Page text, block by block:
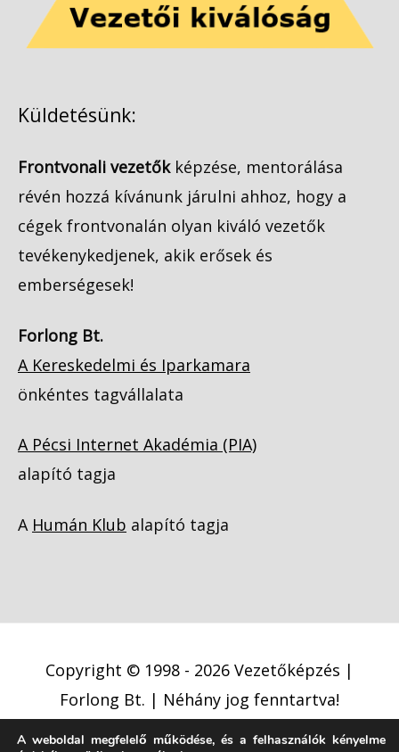
Küldetésünk:
Frontvonali vezetőkképzése, mentorálása
révén hozzá kívánunk járulni ahhoz, hogy a
cégek frontvonalán olyan kiváló vezetők
tevékenykedjenek, akik erősek és
emberségesek!
Forlong Bt.
A Kereskedelmi és Iparkamara
önkéntes tagvállalata
A Pécsi Internet Akadémia (PIA)
alapító tagja
A Humán Klub alapító tagja
Copyright © 1998 - 2026 Vezetőképzés |
Forlong Bt. | Néhány jog fenntartva!
Adatkezelési tájékoztató
A weboldal megfelelő működése, és a felhasználók kényelme